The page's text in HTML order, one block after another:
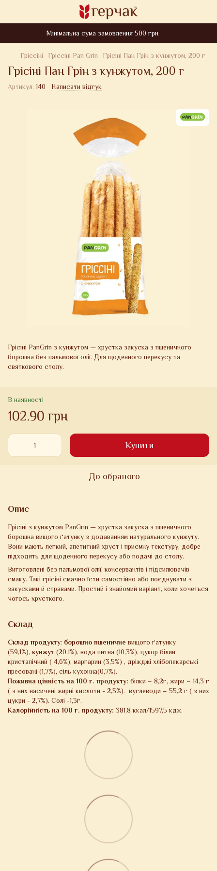
Мінімальна сума замовлення 500 грн
Гріссіні Гріссіні Pan Grin Грісіні Пан Грін з кунжутом, 200 г
Грісіні Пан Грін з кунжутом, 200 г
Артикул: 140 Написати відгук
Грісіні PanGrin з кунжутом — хрустка закуска з пшеничного
борошна без пальмової олії. Для щоденного перекусу та
святкового столу.
В наявності
102.90 грн
Купити
До обраного
Опис
Грісіні з кунжутом PanGrin — хрустка закуска з пшеничного
борошна вищого ґатунку з додаванням натурального кунжуту.
Вони мають легкий, апетитний хруст і приємну текстуру, добре
підходять для щоденного перекусу або подачі до столу.
Виготовлені без пальмової олії, консервантів і підсилювачів
смаку. Такі грісіні смачно їсти самостійно або поєднувати з
закусками й стравами. Простий і знайомий варіант, коли хочеться
чогось хрусткого.
Склад
Склад продукту: борошно пшеничне вищого ґатунку
(59,1%), кунжут (20,1%), вода питна (10,3%), цукор білий
кристалічний ( 4,6%), маргарин (3,5%) , дріжджі хлібопекарські
пресовані (1,7%), сіль кухонна(0,7%).
Поживна цінність на 100 г. продукту: білки – 8,2г, жири – 14,3 г
( з них насичені жирні кислоти - 2,5%). вуглеводи – 55,2 г ( з них
цукри - 2,7%). Солі -1,3г.
Калорійність на 100 г. продукту: 381,8 ккал/1597,5 кдж.